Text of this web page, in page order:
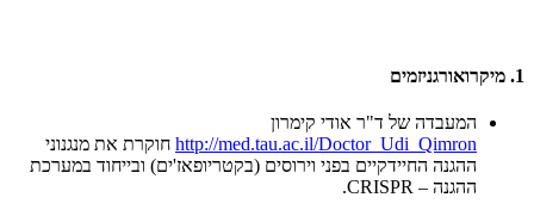
1. מיקרואורגניזמים
המעבדה של ד"ר אודי קימרון
http://med.tau.ac.il/Doctor_Udi_Qimron חוקרת את מנגנוני
ההגנה החיידקיים בפני וירוסים (בקטריופאז'ים) ובייחוד במערכת
ההגנה – CRISPR.